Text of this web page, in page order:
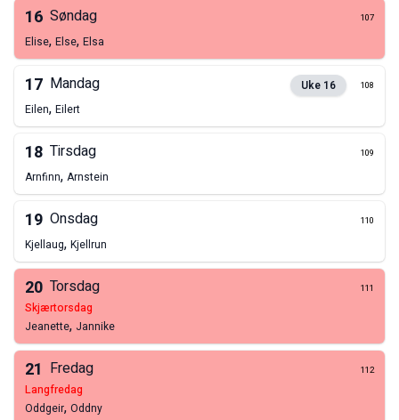
16 Søndag 107
Elise, Else, Elsa
17 Mandag Uke 16 108
Eilen, Eilert
18 Tirsdag 109
Arnfinn, Arnstein
19 Onsdag 110
Kjellaug, Kjellrun
20 Torsdag 111
skjærtorsdag
Jeanette, Jannike
21 Fredag 112
langfredag
Oddgeir, Oddny